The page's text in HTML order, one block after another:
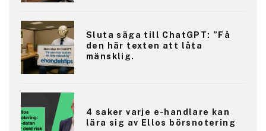
Sluta säga till ChatGPT: ”Få
den här texten att låta
mänsklig.
4 saker varje e-handlare kan
lära sig av Ellos börsnotering